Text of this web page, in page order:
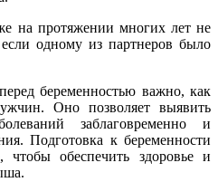
на протяжении многих лет не
одному из партнеров было
беременностью важно, как
Оно позволяет выявить
заблаговременно и
Подготовка к беременности
чтобы обеспечить здоровье и